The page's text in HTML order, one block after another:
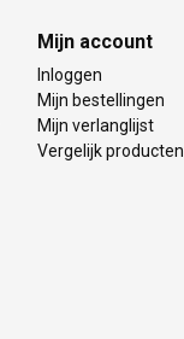
Mijn account
Inloggen
Mijn bestellingen
Mijn verlanglijst
Vergelijk producten